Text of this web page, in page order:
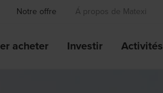
Notre offre Á propos de Matexi
acheter Investir Activités